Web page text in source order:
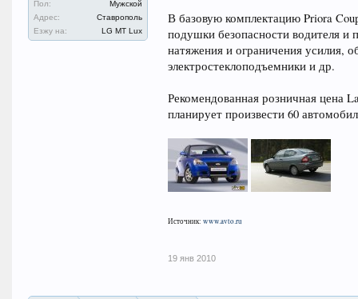
Пол:
Мужской
Адрес:
Ставрополь
Езжу на:
LG MT Lux
В базовую комплектацию Priora
подушки безопасности водителя и
натяжения и ограничения усилия,
электростеклоподъемники и др.
Рекомендованная розничная цена
планирует произвести 60
Источник: www.avto.ru
19 янв 2010